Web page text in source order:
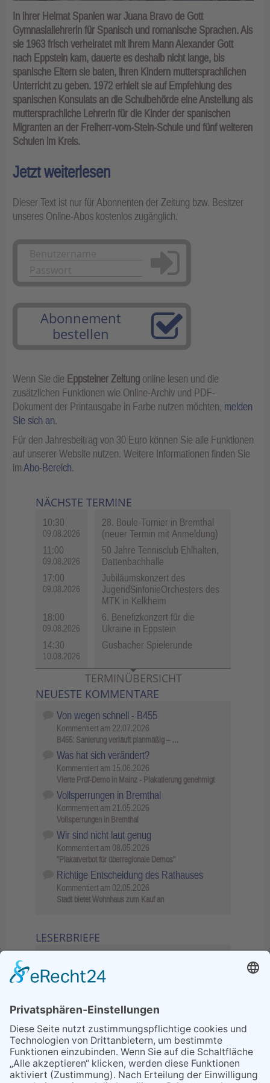
In ihrer Heimat Spanien war Juana Bravo de Gott
Gymnasiallehrerin für Spanisch und romanische Sprachen. Als
sie 1963 frisch verheiratet mit ihrem Mann Alexander Gott
nach Eppstein kam, dauerte es deshalb nicht lange, bis
spanische Eltern sie baten, ihren Kindern muttersprachlichen
Unterricht zu geben. 1972 erhielt sie auf Empfehlung des
spanischen Konsulats an die Schulbehörde eine Anstellung als
muttersprachliche Lehrerin für die Kinder der spanischen
Migranten an der Freiherr-vom-Stein-Schule und fünf weiteren
Schulen im Kreis.
Jetzt weiterlesen
Dieser Text ist nur für Abonnenten der Zeitung bzw. Besitzer
unseres Online-Abos kostenlos zugänglich.
Anmelden
Abonnement
bestellen
Wenn Sie die Eppsteiner Zeitung online lesen und die
zusätzlichen Funktionen wie Online-Archiv und PDF-
Dokument der Printausgabe in Farbe nutzen möchten, melden
Sie sich an.
Für den Jahresbeitrag von 30 Euro können Sie alle Funktionen
auf unserer Website nutzen. Weitere Informationen finden Sie
imAbo-Bereich.
NÄCHSTE TERMINE
10:30
09.08.2026
28. Boule-Turnier in Bremthal
(neuer Termin mit Anmeldung)
11:00
09.08.2026
50 Jahre Tennisclub Ehlhalten,
Dattenbachhalle
17:00
09.08.2026
Jubiläumskonzert des
JugendSinfonieOrchesters des
MTK in Kelkheim
18:00
09.08.2026
6. Benefizkonzert für die
Ukraine in Eppstein
14:30
10.08.2026
Gusbacher Spielerunde
TERMINÜBERSICHT
NEUESTE KOMMENTARE
Von wegen schnell - B455
Kommentiert am 22.07.2026
B455: Sanierung verläuft planmäßig – …
Was hat sich verändert?
Kommentiert am 15.06.2026
Vierte Prüf-Demo in Mainz - Plakatierung genehmigt
Vollsperrungen in Bremthal
Kommentiert am 21.05.2026
Vollsperrungen in Bremthal
Wir sind nicht laut genug
Kommentiert am 08.05.2026
"Plakatverbot für überregionale Demos"
Richtige Entscheidung des Rathauses
Kommentiert am 02.05.2026
Stadt bietet Wohnhaus zum Kauf an
LESERBRIEFE
Sperrung B455: Kleiner
Grenzverkehr statt weite Wege
21.04.2026
Wenn Bahn-Computer nicht
miteinander kommunizieren
11.03.2026
"Plakatverbot für überregionale
Demos"